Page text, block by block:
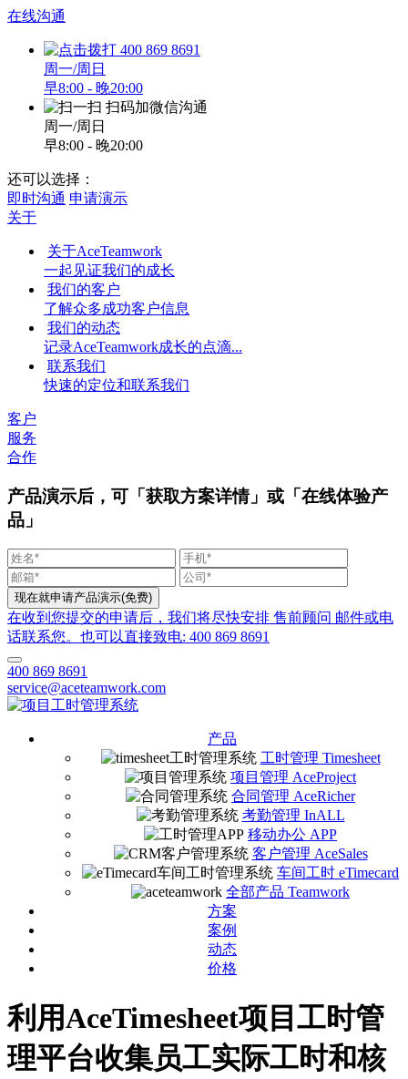
在线沟通
400 869 8691
周一/周日
早8:00 - 晚20:00
扫码加微信沟通
周一/周日
早8:00 - 晚20:00
还可以选择：
即时沟通 申请演示
关于
关于AceTeamwork
一起见证我们的成长
我们的客户
了解众多成功客户信息
我们的动态
记录AceTeamwork成长的点滴...
联系我们
快速的定位和联系我们
客户
服务
合作
产品演示后，可「获取方案详情」或「在线体验产
品」
在收到您提交的申请后，我们将尽快安排 售前顾问 邮件或电
话联系您。也可以直接致电: 400 869 8691
400 869 8691
service@aceteamwork.com
产品
工时管理 Timesheet
项目管理 AceProject
合同管理 AceRicher
考勤管理 InALL
移动办公 APP
客户管理 AceSales
车间工时 eTimecard
全部产品 Teamwork
方案
案例
动态
价格
利用AceTimesheet项目工时管
理平台收集员工实际工时和核